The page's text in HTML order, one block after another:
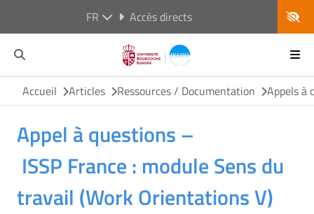
FR Accès directs
Accueil Articles Ressources / Documentation Appels à
Appel à questions –
ISSP France : module Sens du
travail (Work Orientations V)